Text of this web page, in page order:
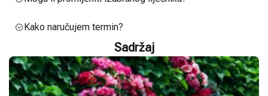
Kako naručujem termin?
Sadržaj